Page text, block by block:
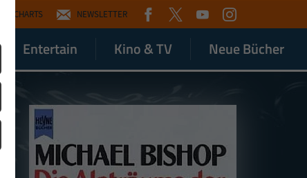
CHARTS NEWSLETTER FACEBOOKTWITTERYOUTUBEINSTAGRAM
Entertain Kino & TV Neue Bücher